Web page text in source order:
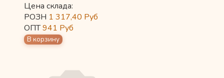
Цена склада:
РОЗН 1 317,40 Руб
ОПТ941 Руб